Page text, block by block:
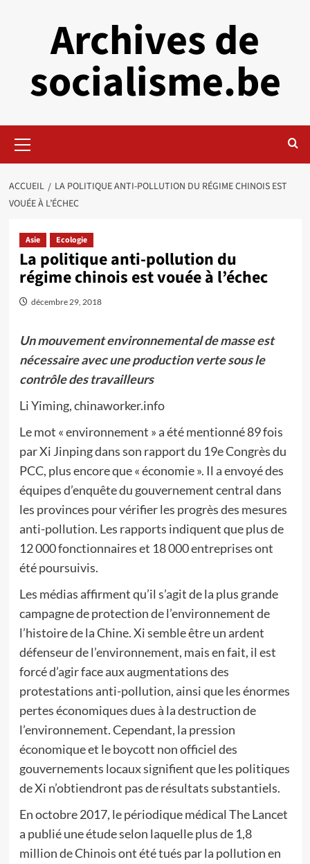
Archives de
socialisme.be
principal
ACCUEIL
LA POLITIQUE ANTI-POLLUTION DU RÉGIME CHINOIS EST
VOUÉE À L’ÉCHEC
Asie Ecologie
La politique anti-pollution du
régime chinois est vouée à l’échec
décembre 29, 2018
Un mouvement environnemental de masse est
nécessaire avec une production verte sous le
contrôle des travailleurs
Li Yiming, chinaworker.info
Le mot « environnement » a été mentionné 89 fois
par Xi Jinping dans son rapport du 19e Congrès du
PCC, plus encore que « économie ». Il a envoyé des
équipes d’enquête du gouvernement central dans
les provinces pour vérifier les progrès des mesures
anti-pollution. Les rapports indiquent que plus de
12 000 fonctionnaires et 18 000 entreprises ont
été poursuivis.
Les médias affirment qu’il s’agit de la plus grande
campagne de protection de l’environnement de
l’histoire de la Chine. Xi semble être un ardent
défenseur de l’environnement, mais en fait, il est
forcé d’agir face aux augmentations des
protestations anti-pollution, ainsi que les énormes
pertes économiques dues à la destruction de
l’environnement. Cependant, la pression
économique et le boycott non officiel des
gouvernements locaux signifient que les politiques
de Xi n’obtiendront pas de résultats substantiels.
En octobre 2017, le périodique médical The Lancet
a publié une étude selon laquelle plus de 1,8
million de Chinois ont été tués par la pollution en